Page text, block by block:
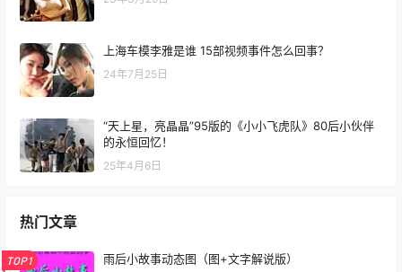
上海车模李雅是谁 15部视频事件怎么回事？
24年7月25日
“天上星，亮晶晶”95版的《小小飞虎队》80后小伙伴
的永恒回忆！
25年4月6日
热门文章
TOP1 雨后小故事动态图（图+文字解说版）